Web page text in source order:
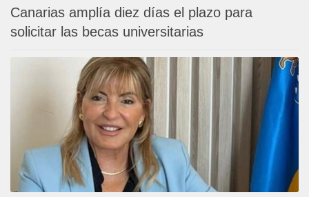
Canarias amplía diez días el plazo para
solicitar las becas universitarias